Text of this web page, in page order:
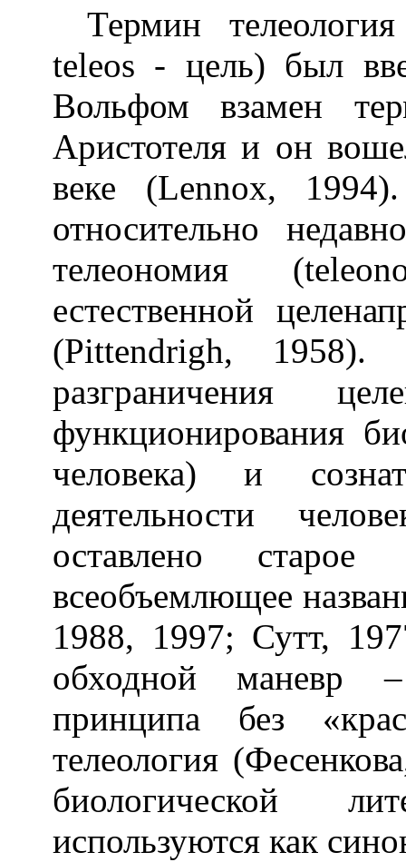
Термин
teleos - цель) был
Вольфом взамен
Аристотеля и он
веке (Lennox,
относительно
телеономия (
естественной
(Pittendrigh, 1958).
разграничения
функционирования
человека) и
деятельности
оставлено
всеобъемлющее
1988, 1997; Сутт,
обходной маневр –
принципа без
телеология
биологической
используются как